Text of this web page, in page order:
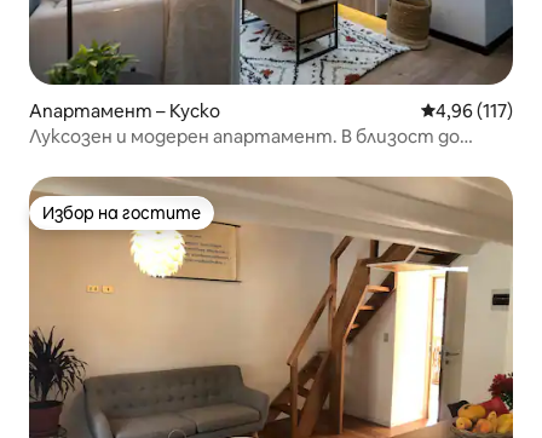
Апартамент – Куско Средна
4,96 (117)
Луксозен и модерен апартамент. В близост до
Избор на гостите
Избор на гостите